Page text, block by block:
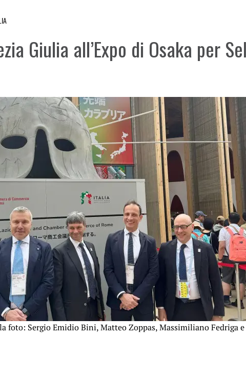
Giulia all’Expo di Osaka per
foto: Sergio Emidio Bini, Matteo Zoppas, Massimiliano Fedriga